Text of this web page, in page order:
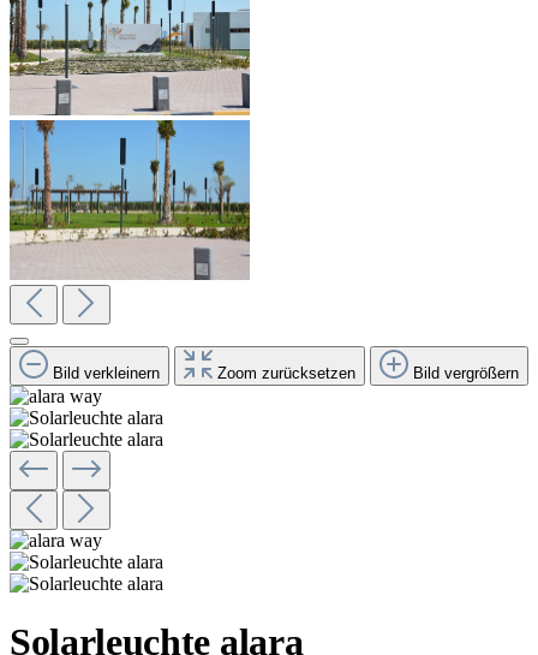
Bild verkleinern Zoom zurücksetzen Bild vergrößern
Solarleuchte alara